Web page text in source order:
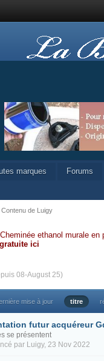
marques Forums
Contenu de Luigy
Cheminée ethanol murale en
ici
08-August 25)
mise à jour titre
futur acquéreur
se présentent
par Luigy, 23 Nov 2022